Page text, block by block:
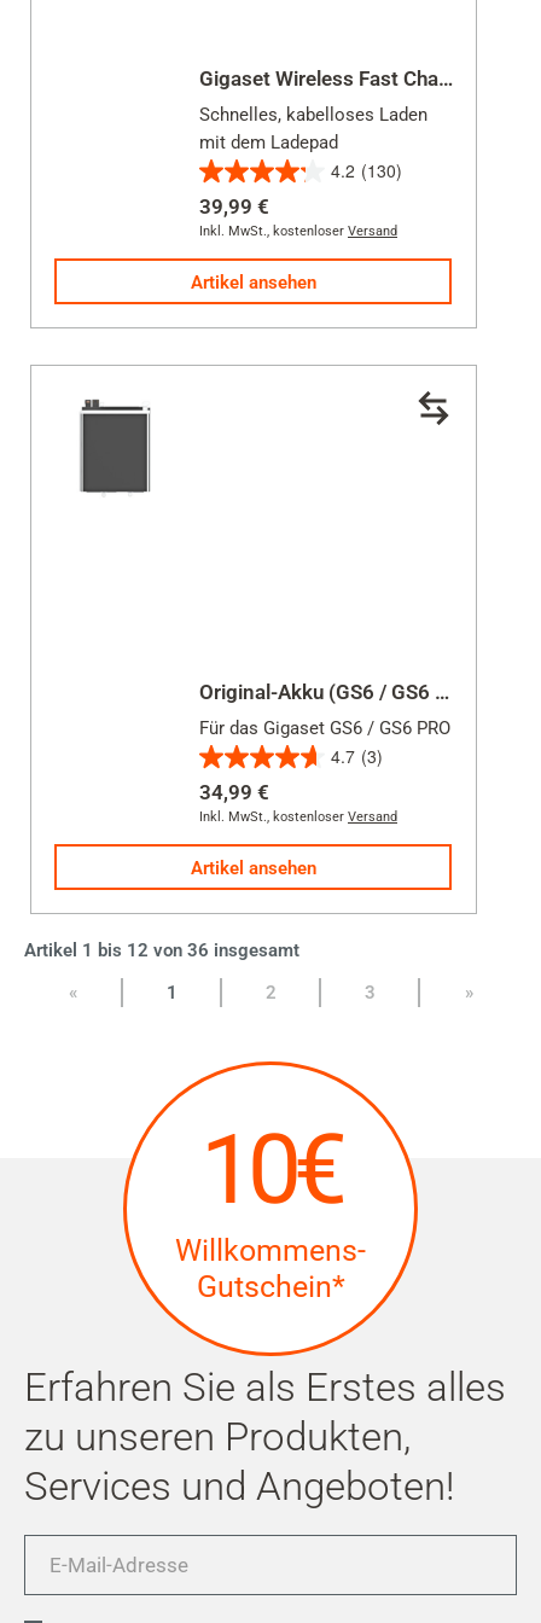
Gigaset Wireless Fast Charger 2.0
Schnelles, kabelloses Laden
mit dem Ladepad
4.2 (130)
4.2
von
Sternen.
130
Bewertungen
39,99 €
Inkl. MwSt., kostenloser Versand
Artikel ansehen
Original-Akku (GS6 / GS6 PRO)
Für das Gigaset GS6 / GS6 PRO
4.7 (3)
4.7
von
Sternen.
3
Bewertungen
34,99 €
Inkl. MwSt., kostenloser Versand
Artikel ansehen
Artikel 1 bis 12 von 36 insgesamt
« 1 2 3 »
10€
Willkommens-
Gutschein*
Erfahren Sie als Erstes alles
zu unseren Produkten,
Services und Angeboten!
Mail-